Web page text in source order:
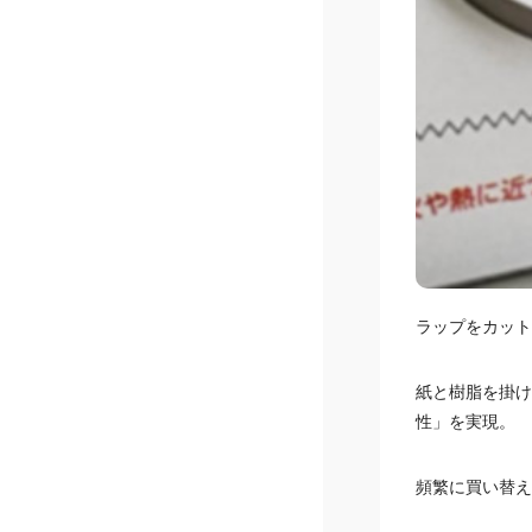
ラップをカッ
紙と樹脂を掛
性」を実現。
頻繁に買い替